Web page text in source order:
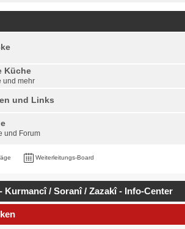
Küche
und mehr
und Links
und Forum
Weiterleitungs-Board
Kurmancî / Soranî / Zazakî - Info-Center